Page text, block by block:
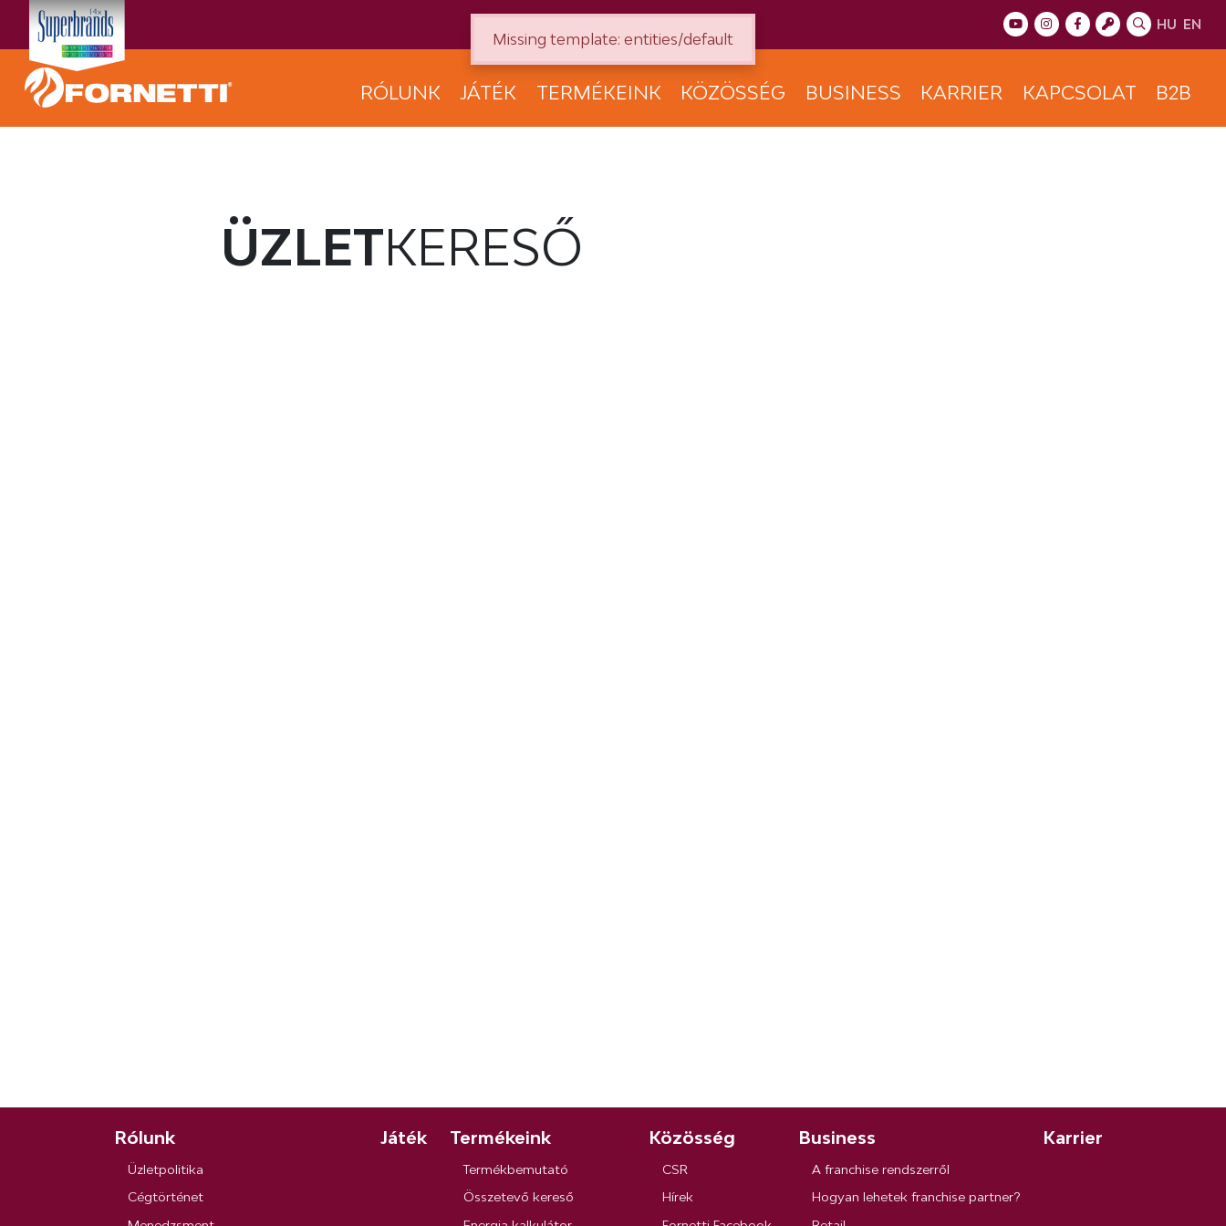
HU EN
RÓLUNK JÁTÉK TERMÉKEINK KÖZÖSSÉG BUSINESS KARRIER KAPCSOLAT B2B
ÜZLETKERESŐ
Rólunk
Üzletpolitika
Cégtörténet
Játék Termékeink
Termékbemutató
Összetevő kereső
Közösség
CSR
Hírek
Business
A franchise rendszerről
Hogyan lehetek franchise partner?
Karrier
Missing template: entities/default